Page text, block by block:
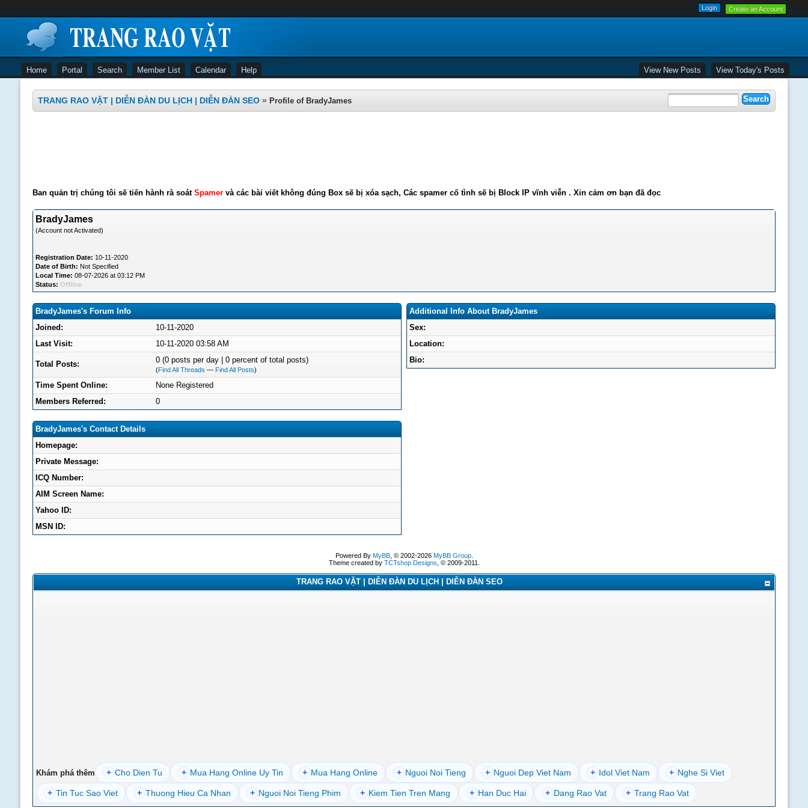
Create an Account
Home Portal Search Member List Calendar Help View New Posts View Today's Posts
TRANG RAO VẶT | DIỄN ĐÀN DU LỊCH | DIỄN ĐÀN SEO » Profile of BradyJames
Ban quản trị chúng tôi sẽ tiến hành rà soát Spamervà các bài viết không đúng Box sẽ bị xóa sạch, Các spamer cố tình sẽ bị Block IP vĩnh viễn . Xin cảm ơn bạn đã đọc
BradyJames
(Account not Activated)
Registration Date: 10-11-2020
Date of Birth: Not Specified
Local Time: 08-07-2026 at 03:12 PM
Status: Offline
BradyJames's Forum Info
Joined:
10-11-2020
Last Visit:
10-11-2020 03:58 AM
Total Posts: 0 (0 posts per day | 0 percent of total posts)
(Find All Threads — Find All Posts)
Time Spent Online:
None Registered
Members Referred:
0
BradyJames's Contact Details
Homepage:
Private Message:
ICQ Number:
AIM Screen Name:
Yahoo ID:
MSN ID:
Additional Info About BradyJames
Sex:
Location:
Bio:
Powered By MyBB, © 2002-2026 MyBB Group.
Theme created by TCTshop Designs , © 2009-2011.
TRANG RAO VẶT | DIỄN ĐÀN DU LỊCH | DIỄN ĐÀN SEO
Khám phá thêm + Cho Dien Tu + Mua Hang Online Uy Tin + Mua Hang Online + Nguoi Noi Tieng + Nguoi Dep Viet Nam + Idol Viet Nam + Nghe Si Viet
+ Tin Tuc Sao Viet + Thuong Hieu Ca Nhan + Nguoi Noi Tieng Phim + Kiem Tien Tren Mang + Han Duc Hai + Dang Rao Vat + Trang Rao Vat